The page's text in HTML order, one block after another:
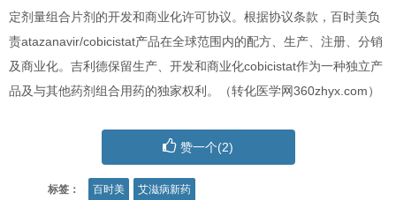
定剂量组合片剂的开发和商业化许可协议。根据协议条款，百时美负
责atazanavir/cobicistat产品在全球范围内的配方、生产、注册、分销
及商业化。吉利德保留生产、开发和商业化cobicistat作为一种独立产
品及与其他药剂组合用药的独家权利。（转化医学网360zhyx.com）
赞一个(2)
标签： 百时美 艾滋病新药